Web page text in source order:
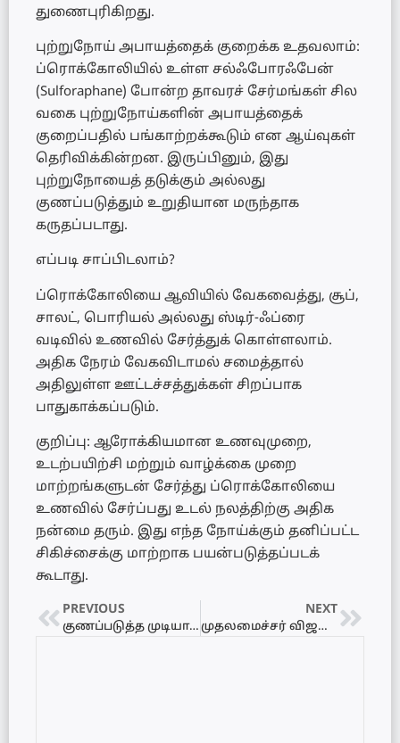
துணைபுரிகிறது.
புற்றுநோய் அபாயத்தைக் குறைக்க உதவலாம்:
ப்ரொக்கோலியில் உள்ள சல்ஃபோரஃபேன்
(Sulforaphane) போன்ற தாவரச் சேர்மங்கள் சில
வகை புற்றுநோய்களின் அபாயத்தைக்
குறைப்பதில் பங்காற்றக்கூடும் என ஆய்வுகள்
தெரிவிக்கின்றன. இருப்பினும், இது
புற்றுநோயைத் தடுக்கும் அல்லது
குணப்படுத்தும் உறுதியான மருந்தாக
கருதப்படாது.
எப்படி சாப்பிடலாம்?
ப்ரொக்கோலியை ஆவியில் வேகவைத்து, சூப்,
சாலட், பொரியல் அல்லது ஸ்டிர்-ஃப்ரை
வடிவில் உணவில் சேர்த்துக் கொள்ளலாம்.
அதிக நேரம் வேகவிடாமல் சமைத்தால்
அதிலுள்ள ஊட்டச்சத்துக்கள் சிறப்பாக
பாதுகாக்கப்படும்.
குறிப்பு: ஆரோக்கியமான உணவுமுறை,
உடற்பயிற்சி மற்றும் வாழ்க்கை முறை
மாற்றங்களுடன் சேர்த்து ப்ரொக்கோலியை
உணவில் சேர்ப்பது உடல் நலத்திற்கு அதிக
நன்மை தரும். இது எந்த நோய்க்கும் தனிப்பட்ட
சிகிச்சைக்கு மாற்றாக பயன்படுத்தப்படக்
கூடாது.
PREVIOUS
குணப்படுத்த முடியாத நோயால் பிரபல நடிகர் உயிரிழப்பு… திரையுலகை உலுக்கிய சோகம்
NEXT
முதலமைச்சர் விஜயை சந்தித்த இலங்கை பிரதி உயர்ஸ்தானிகர்! இருதரப்பு உறவுகள் குறித்து முக்கிய பேச்சுவார்த்தை